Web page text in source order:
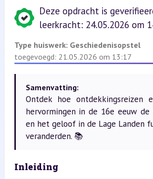
Deze opdracht is
leerkracht: 24.05.2026 om
Type huiswerk: Geschiedenisopstel
toegevoegd: 21.05.2026 om 13:17
Samenvatting:
Ontdek hoe ontdekkingsreizen
hervormingen in de 16e eeuw de
en het geloof in de Lage Landen
veranderden. 📚
Inleiding